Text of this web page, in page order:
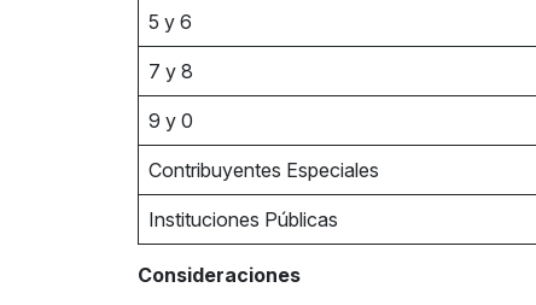
5 y 6
7 y 8
9 y 0
Contribuyentes Especiales
Instituciones Públicas
Consideraciones